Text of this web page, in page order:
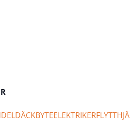
DÄCKBYTEELEKTRIKER